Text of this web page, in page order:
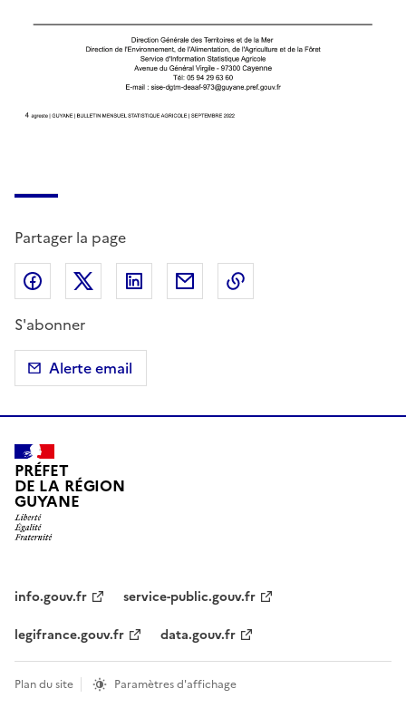
Partager la page
Partager sur Facebook
Partager sur X (anciennement Twitter)
Partager sur LinkedIn
Partager par email
S'abonner
Alerte email
PRÉFET
DE LA RÉGION
GUYANE
info.gouv.fr
service-public.gouv.fr
legifrance.gouv.fr
data.gouv.fr
Plan du site Paramètres d'affichage